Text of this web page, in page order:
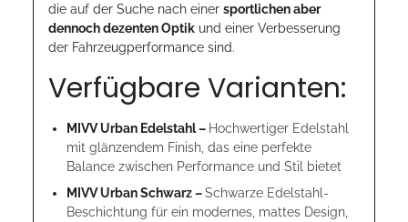
die auf der Suche nach einer sportlichen aber
dennoch dezenten Optik und einer Verbesserung
der Fahrzeugperformance sind.
Verfügbare Varianten:
MIVV Urban Edelstahl – Hochwertiger Edelstahl
mit glänzendem Finish, das eine perfekte
Balance zwischen Performance und Stil bietet
MIVV Urban Schwarz –Schwarze Edelstahl-
Beschichtung für ein modernes, mattes Design,